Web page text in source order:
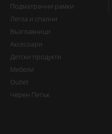
Подматрачни рамки
Легла и спални
Възглавници
Аксесоари
Детски продукти
Мебели
Outlet
Черен Петък